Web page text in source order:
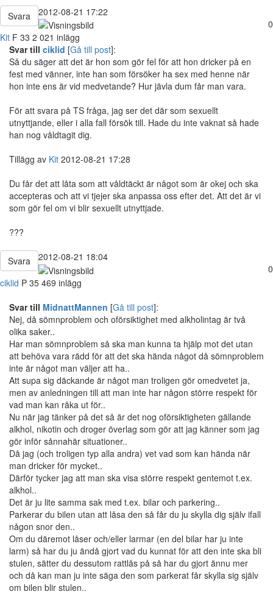
Svara
2012-08-21 17:22
0
Kit F 33 2 021 inlägg
Svar till ciklid [Gå till post]:
Så du säger att det är hon som gör fel för att hon dricker på en
fest med vänner, inte han som försöker ha sex med henne när
hon inte ens är vid medvetande? Hur jävla dum får man vara.
För att svara på TS fråga, jag ser det där som sexuellt
utnyttjande, eller i alla fall försök till. Hade du inte vaknat så hade
han nog våldtagit dig.
Tillägg av Kit 2012-08-21 17:28
Du får det att låta som att våldtäckt är något som är okej och ska
accepteras och att vi tjejer ska anpassa oss efter det. Att det är vi
som gör fel om vi blir sexuellt utnyttjade.
???
Svara
2012-08-21 18:04
0
ciklid P 35 469 inlägg
Svar till MidnattMannen [Gå till post]:
Nej, då sömnproblem och oförsiktighet med alkholintag är två
olika saker..
Har man sömnproblem så ska man kunna ta hjälp mot det utan
att behöva vara rädd för att det ska hända något då sömnproblem
inte är något man väljer att ha..
Att supa sig däckande är något man troligen gör omedvetet ja,
men av anledningen till att man inte har någon större respekt för
vad man kan råka ut för..
Nu när jag tänker på det så är det nog oförsiktigheten gällande
alkhol, nikotin och droger överlag som gör att jag känner som jag
gör inför sånnahär situationer..
Då jag (och troligen typ alla andra) vet vad som kan hända när
man dricker för mycket..
Därför tycker jag att man ska visa större respekt gentemot t.ex.
alkhol..
Det är ju lite samma sak med t.ex. bilar och parkering..
Parkerar du bilen utan att låsa den så får du ju skylla dig själv ifall
någon snor den..
Om du däremot låser och/eller larmar (en del bilar har ju inte
larm) så har du ju ändå gjort vad du kunnat för att den inte ska bli
stulen, sätter du dessutom rattlås på så har du gjort ännu mer
och då kan man ju inte säga den som parkerat får skylla sig själv
om bilen blir stulen..